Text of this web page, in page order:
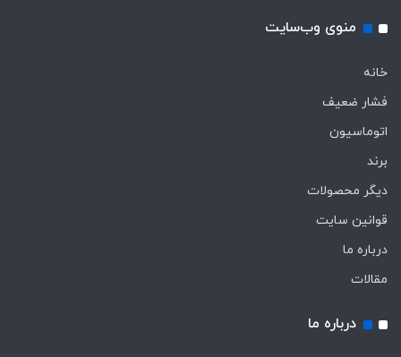
منوی وب‌سایت
خانه
فشار ضعیف
اتوماسیون
برند
دیگر محصولات
قوانین سایت
درباره ما
مقالات
درباره ما